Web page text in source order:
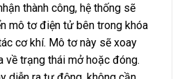
thành công, hệ thống sẽ
mô tơ điện tử bên trong khóa
cơ khí. Mô tơ này sẽ xoay
về trạng thái mở hoặc đóng.